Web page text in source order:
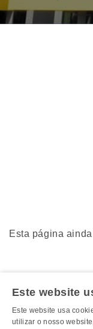
Esta página
Este website
Este website usa
utilizar o nosso